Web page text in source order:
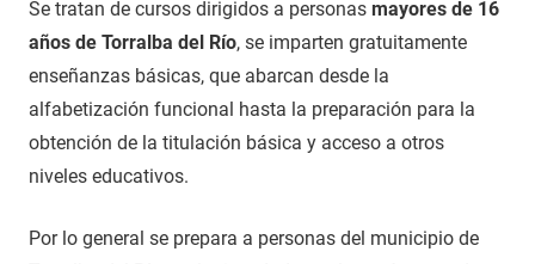
Se tratan de cursos dirigidos a personas mayores de 16
años de Torralba del Río, se imparten gratuitamente
enseñanzas básicas, que abarcan desde la
alfabetización funcional hasta la preparación para la
obtención de la titulación básica y acceso a otros
niveles educativos.
Por lo general se prepara a personas del municipio de